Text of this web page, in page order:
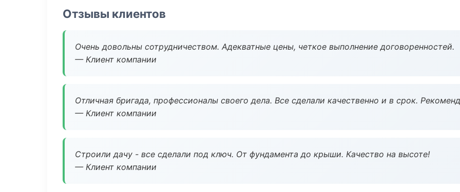
Отзывы клиентов
Очень довольны сотрудничеством. Адекватные цены, четкое выполнение договоренностей.
— Клиент компании
Отличная бригада, профессионалы своего дела. Все сделали качественно и в срок.
— Клиент компании
Строили дачу - все сделали под ключ. От фундамента до крыши. Качество на высоте!
— Клиент компании